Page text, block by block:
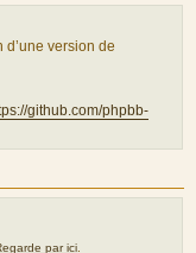
d’une version de
github.com/phpbb-
par ici.